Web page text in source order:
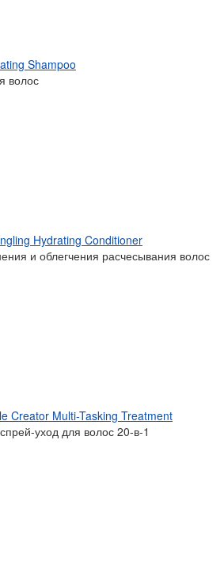
Shampoo
волос
Hydrating Conditioner
и облегчения расчесывания волос
Creator Multi-Tasking Treatment
уход для волос 20-в-1